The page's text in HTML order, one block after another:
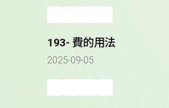
193- 費的用法
2025-09-05